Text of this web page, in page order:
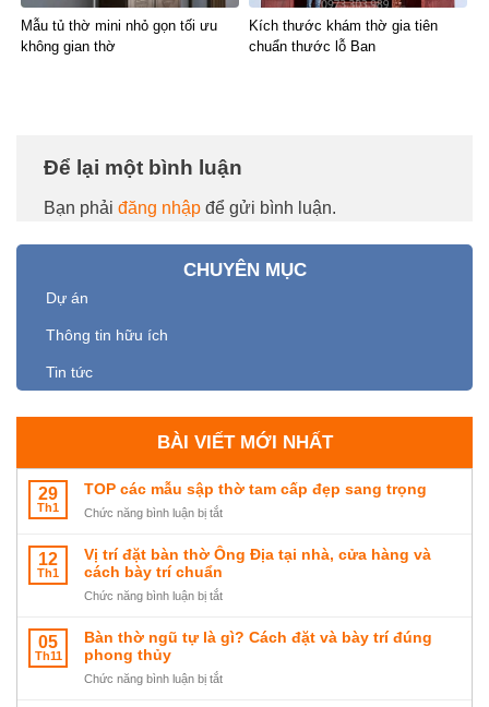
CHUYÊN MỤC
Dự án
Thông tin hữu ích
Tin tức
BÀI VIẾT MỚI NHẤT
29
Th1
TOP các mẫu sập thờ tam cấp đẹp sang trọng
Chức năng bình luận bị tắtở
các
mẫu
thờ
cấp
sang
12
Th1
Vị trí đặt bàn thờ Ông Địa tại nhà, cửa hàng và
cách bày trí chuẩn
Chức năng bình luận bị tắtở
trí
đặt
thờ
05
Th11
Bàn thờ ngũ tự là gì? Cách đặt và bày trí đúng
phong thủy
Chức năng bình luận bị tắtở
Mẫu tủ thờ mini nhỏ gọn tối ưu
không gian thờ
Kích thước khám thờ gia tiên
chuẩn thước lỗ Ban
Để lại một bình luận
Bạn phải đăng nhập để gửi bình luận.